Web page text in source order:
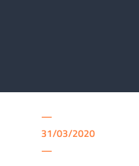
—
31/03/2020
—